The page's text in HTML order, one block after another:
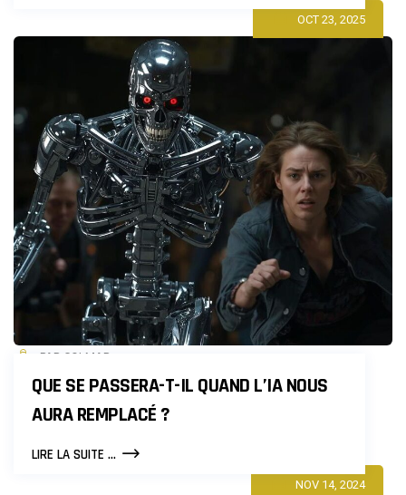
COMMENT
NUMÉRIQUE
TRANSFORME
LA
VILLE
OCT 23, 2025
PAR COLMAR
QUE SE PASSERA-T-IL QUAND L’IA NOUS
AURA REMPLACÉ ?
LIRE LA SUITE ...QUE
NOV 14, 2024